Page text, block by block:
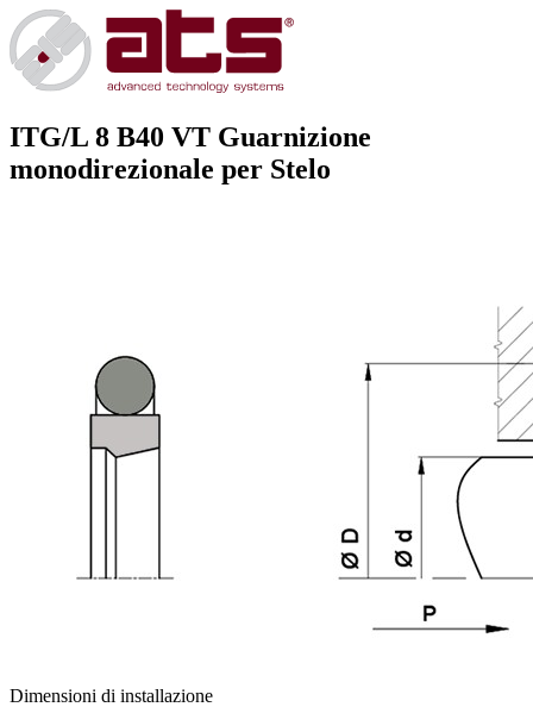
ITG/L 8 B40 VT Guarnizione
monodirezionale per Stelo
Dimensioni di installazione